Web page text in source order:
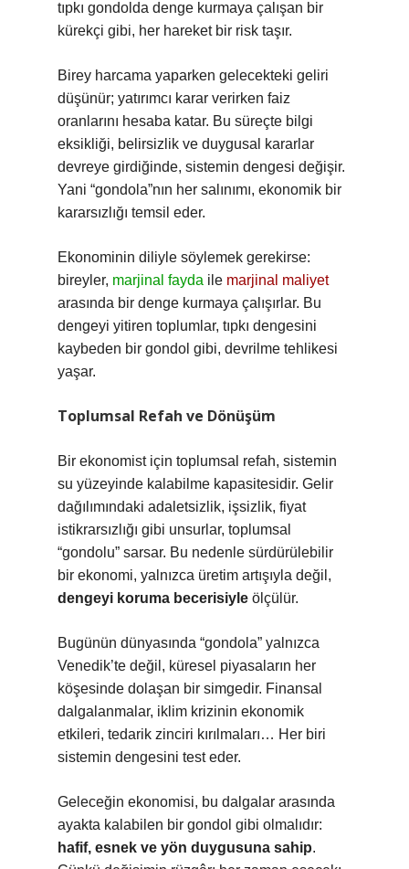
tıpkı gondolda denge kurmaya çalışan bir
kürekçi gibi, her hareket bir risk taşır.
Birey harcama yaparken gelecekteki geliri
düşünür; yatırımcı karar verirken faiz
oranlarını hesaba katar. Bu süreçte bilgi
eksikliği, belirsizlik ve duygusal kararlar
devreye girdiğinde, sistemin dengesi değişir.
Yani “gondola”nın her salınımı, ekonomik bir
kararsızlığı temsil eder.
Ekonominin diliyle söylemek gerekirse:
bireyler, marjinal fayda ile marjinal maliyet
arasında bir denge kurmaya çalışırlar. Bu
dengeyi yitiren toplumlar, tıpkı dengesini
kaybeden bir gondol gibi, devrilme tehlikesi
yaşar.
Toplumsal Refah ve Dönüşüm
Bir ekonomist için toplumsal refah, sistemin
su yüzeyinde kalabilme kapasitesidir. Gelir
dağılımındaki adaletsizlik, işsizlik, fiyat
istikrarsızlığı gibi unsurlar, toplumsal
“gondolu” sarsar. Bu nedenle sürdürülebilir
bir ekonomi, yalnızca üretim artışıyla değil,
dengeyi koruma becerisiyle ölçülür.
Bugünün dünyasında “gondola” yalnızca
Venedik’te değil, küresel piyasaların her
köşesinde dolaşan bir simgedir. Finansal
dalgalanmalar, iklim krizinin ekonomik
etkileri, tedarik zinciri kırılmaları… Her biri
sistemin dengesini test eder.
Geleceğin ekonomisi, bu dalgalar arasında
ayakta kalabilen bir gondol gibi olmalıdır:
hafif, esnek ve yön duygusuna sahip.